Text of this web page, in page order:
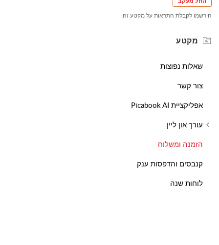
הירשמו לקבלת התראות על מקטע זה.
מקטע
שאלות נפוצות
צור קשר
אפליקציית Picabook AI
עורך און ליין
הזמנה ומשלוח
קנבסים והדפסות ענק
לוחות שנה